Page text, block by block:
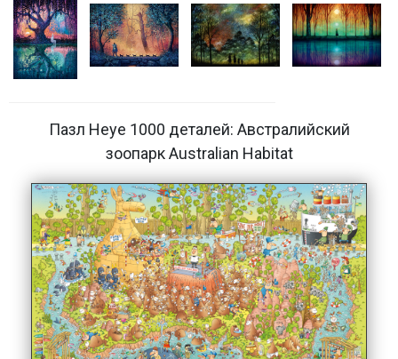
Пазл Heye 1000 деталей: Австралийский
зоопарк Australian Habitat